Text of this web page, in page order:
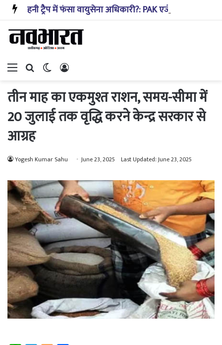
Menu Search forSwitch skin
तीन माह का एकमुश्त राशन, समय-सीमा में
20 जुलाई तक वृद्धि करने केन्द्र सरकार से
आग्रह
Yogesh Kumar Sahu June 23, 2025 Last Updated: June 23, 2025